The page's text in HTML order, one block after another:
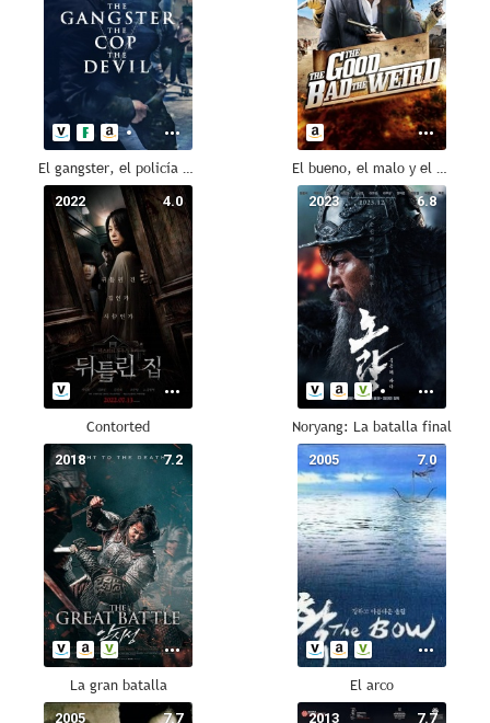
El gangster, el policía y el diablo El bueno, el malo y el raro
4.0
2022
Contorted
6.8
2023
Noryang: La batalla final
7.2
2018
La gran batalla
7.0
2005
El arco
7.7
2005 7.7
2013